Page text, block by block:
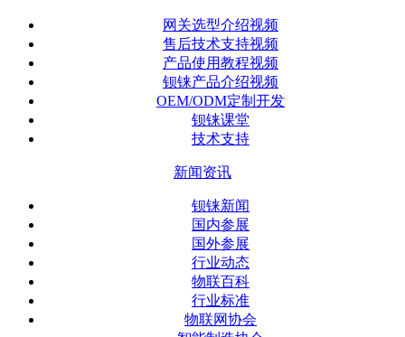
网关选型介绍视频
售后技术支持视频
产品使用教程视频
钡铼产品介绍视频
OEM/ODM定制开发
钡铼课堂
技术支持
新闻资讯
钡铼新闻
国内参展
国外参展
行业动态
物联百科
行业标准
物联网协会